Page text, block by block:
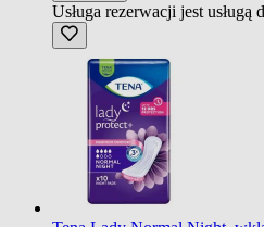
Usługa rezerwacji jest usługą